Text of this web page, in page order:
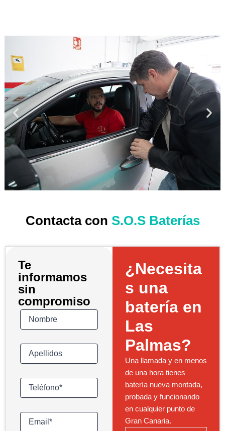
Contacta con S.O.S Baterías
¿Necesita
s una
batería en
Las
Palmas?
Una llamada y en menos
de una hora tienes
batería nueva montada,
probada y funcionando
en cualquier punto de
Gran Canaria.
Te
informamos
sin
compromiso